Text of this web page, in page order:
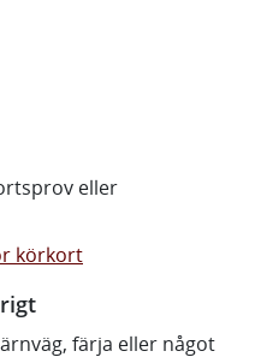
eller
körkort
färja eller något